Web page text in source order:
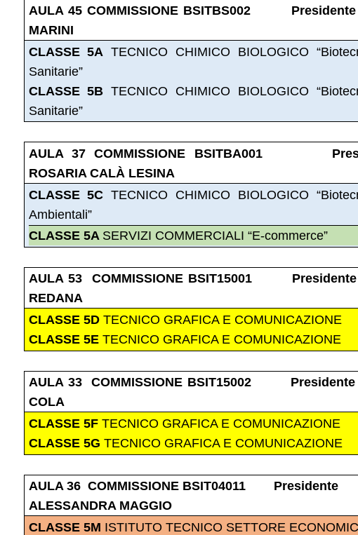
AULA 45 COMMISSIONE BSITBS002 Presidente
MARINI
CLASSE 5A TECNICO CHIMICO BIOLOGICO
Sanitarie”
CLASSE 5B TECNICO CHIMICO BIOLOGICO
Sanitarie”
AULA 37 COMMISSIONE BSITBA001
ROSARIA CALÀ LESINA
CLASSE 5C TECNICO CHIMICO BIOLOGICO
Ambientali”
CLASSE 5A SERVIZI COMMERCIALI “E-commerce”
AULA 53 COMMISSIONE BSIT15001 Presidente
REDANA
CLASSE 5DTECNICO GRAFICA E COMUNICAZIONE
CLASSE 5ETECNICO GRAFICA E COMUNICAZIONE
AULA 33 COMMISSIONE BSIT15002 Presidente
COLA
CLASSE 5FTECNICO GRAFICA E COMUNICAZIONE
CLASSE 5G TECNICO GRAFICA E COMUNICAZIONE
AULA 36 COMMISSIONE BSIT04011 Presidente
ALESSANDRA MAGGIO
CLASSE 5M ISTITUTO TECNICO SETTORE